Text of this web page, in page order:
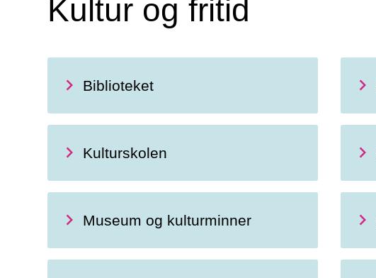
Kultur og fritid
Biblioteket
Kulturskolen
Museum og kulturminner